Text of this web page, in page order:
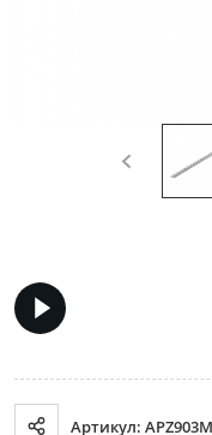
Артикул: